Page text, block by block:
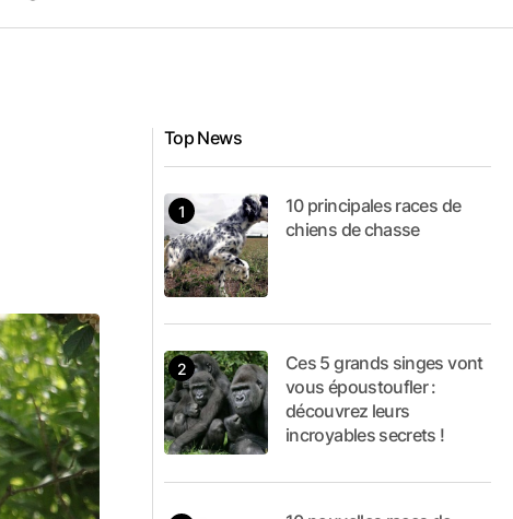
Top News
10 principales races de
chiens de chasse
Ces 5 grands singes vont
vous époustoufler :
découvrez leurs
incroyables secrets !